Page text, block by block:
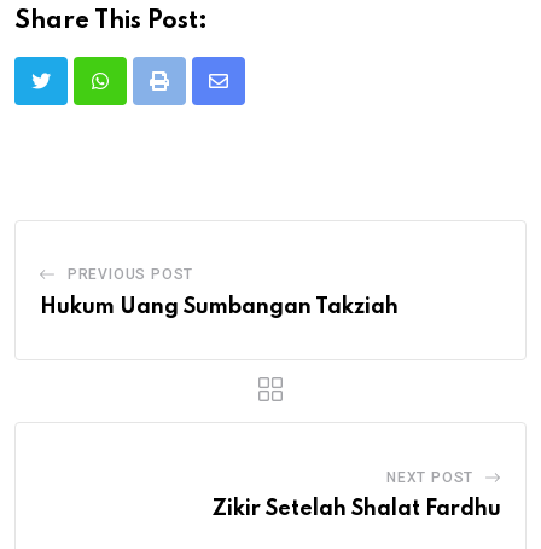
Share This Post:
Print
Share
PREVIOUS POST
Hukum Uang Sumbangan Takziah
NEXT POST
Zikir Setelah Shalat Fardhu